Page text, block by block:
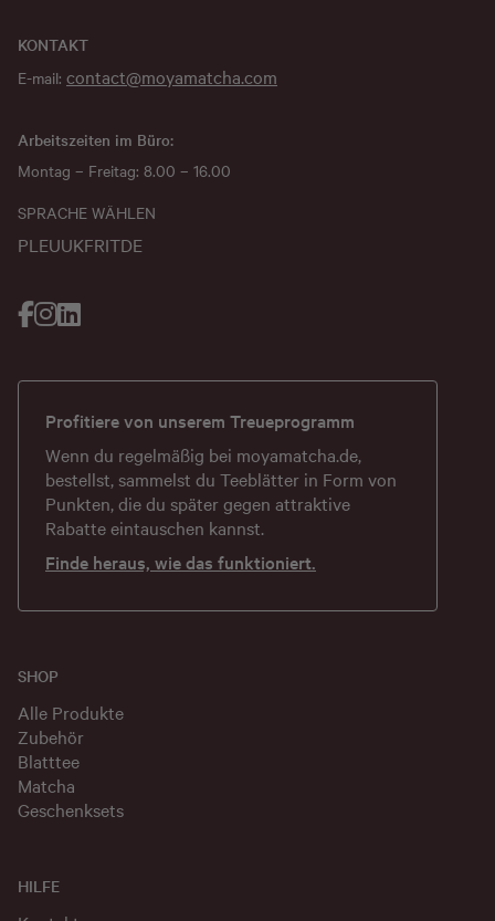
KONTAKT
E-mail: contact@moyamatcha.com
Arbeitszeiten im Büro:
Montag – Freitag: 8.00 – 16.00
SPRACHE WÄHLEN
PL EUUKFRITDE
SHOP
Alle Produkte
Zubehör
Blatttee
Matcha
Geschenksets
HILFE
Profitiere von unserem Treueprogramm
Wenn du regelmäßig bei moyamatcha.de,
bestellst, sammelst du Teeblätter in Form von
Punkten, die du später gegen attraktive
Rabatte eintauschen kannst.
Finde heraus, wie das funktioniert.